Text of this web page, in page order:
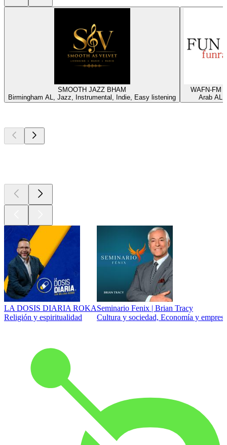
SMOOTH JAZZ BHAM
Birmingham AL, Jazz, Instrumental, Indie, Easy listening
WAFN-FM
Arab AL,
LA DOSIS DIARIA ROKA
Religión y espiritualidad
Seminario Fenix | Brian Tracy
Cultura y sociedad, Economía y